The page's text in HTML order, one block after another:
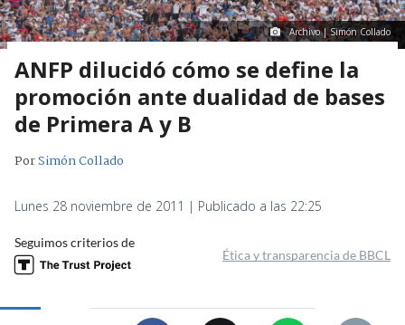
Archivo | Simón Collado
ANFP dilucidó cómo se define la
promoción ante dualidad de bases
de Primera A y B
PorSimón Collado
Lunes 28 noviembre de 2011 | Publicado a las 22:25
Seguimos criterios de
Ética y transparencia de BBCL